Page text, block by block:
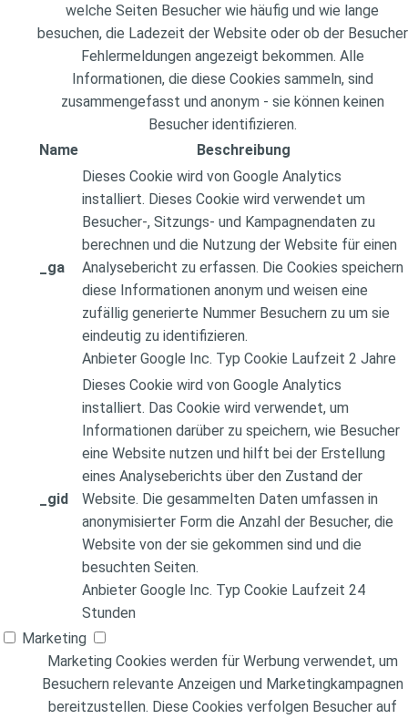
welche Seiten Besucher wie häufig und wie lange
besuchen, die Ladezeit der Website oder ob der Besucher
Fehlermeldungen angezeigt bekommen. Alle
Informationen, die diese Cookies sammeln, sind
zusammengefasst und anonym - sie können keinen
Besucher identifizieren.
Name
Beschreibung
_ga
Dieses Cookie wird von Google Analytics
installiert. Dieses Cookie wird verwendet um
Besucher-, Sitzungs- und Kampagnendaten zu
berechnen und die Nutzung der Website für einen
Analysebericht zu erfassen. Die Cookies speichern
diese Informationen anonym und weisen eine
zufällig generierte Nummer Besuchern zu um sie
eindeutig zu identifizieren.
Anbieter Google Inc. Typ Cookie Laufzeit 2 Jahre
_gid
Dieses Cookie wird von Google Analytics
installiert. Das Cookie wird verwendet, um
Informationen darüber zu speichern, wie Besucher
eine Website nutzen und hilft bei der Erstellung
eines Analyseberichts über den Zustand der
Website. Die gesammelten Daten umfassen in
anonymisierter Form die Anzahl der Besucher, die
Website von der sie gekommen sind und die
besuchten Seiten.
Anbieter Google Inc. Typ Cookie Laufzeit 24
Stunden
Marketing
Marketing Cookies werden für Werbung verwendet, um
Besuchern relevante Anzeigen und Marketingkampagnen
bereitzustellen. Diese Cookies verfolgen Besucher auf